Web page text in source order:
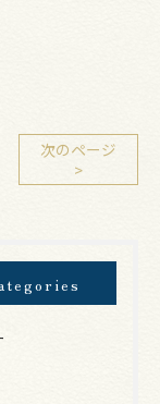
次のページ
>